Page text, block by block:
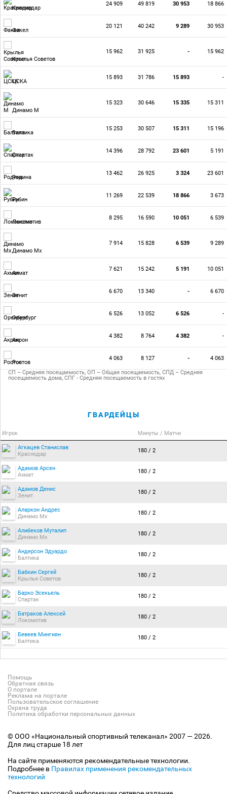
Краснодар
24 909 49 819 30 953 18 866
Факел
20 121 40 242 9 289 30 953
Крылья Советов
15 962 31 925 - 15 962
ЦСКА
15 893 31 786 15 893 -
Динамо М
15 323 30 646 15 335 15 311
Балтика
15 253 30 507 15 311 15 196
Спартак
14 396 28 792 23 601 5 191
Родина
13 462 26 925 3 324 23 601
Рубин
11 269 22 539 18 866 3 673
Локомотив
8 295 16 590 10 051 6 539
Динамо Мх
7 914 15 828 6 539 9 289
Ахмат
7 621 15 242 5 191 10 051
Зенит
6 670 13 340 - 6 670
Оренбург
6 526 13 052 6 526 -
Акрон
4 382 8 764 4 382 -
Ростов
4 063 8 127 - 4 063
СП – Средняя посещаемость, ОП – Общая посещаемость, СПД – Средняя
посещаемость дома, СПГ - Средняя посещаемость в гостях
ГВАРДЕЙЦЫ
Игрок Минуты / Матчи
Агкацев Станислав
Краснодар
180 / 2
Адамов Арсен
Ахмат
180 / 2
Адамов Денис
Зенит
180 / 2
Аларкон Андрес
Динамо Мх
180 / 2
Алибеков Муталип
Динамо Мх
180 / 2
Андерсон Эдуардо
Балтика
180 / 2
Бабкин Сергей
Крылья Советов
180 / 2
Барко Эсекьель
Спартак
180 / 2
Батраков Алексей
Локомотив
180 / 2
Бевеев Мингиян
Балтика
180 / 2
Помощь
Обратная связь
О портале
Реклама на портале
Пользовательское соглашение
Охрана труда
Политика обработки персональных данных
© ООО «Национальный спортивный телеканал» 2007 — 2026.
Для лиц старше 18 лет
На сайте применяются рекомендательные технологии.
Подробнее в Правилах применения рекомендательных
технологий